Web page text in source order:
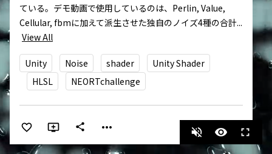
ている。デモ動画で使用しているのは、Perlin, Value,
Cellular, fbmに加えて派生させた独自のノイズ4種の合計...
View All
Unity Noise shader
Unity Shader
HLSL
NEORTchallenge
share more_horiz volume_off visibility fullscreen